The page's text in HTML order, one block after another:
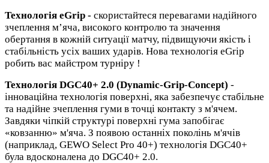
Технологія eGrip - скористайтеся перевагами надійного
зчеплення м’яча, високого контролю та значення
обертання в кожній ситуації матчу, підвищуючи якість і
стабільність усіх ваших ударів. Нова технологія eGrip
робить вас майстром турніру !
Технологія DGC40+ 2.0 (Dynamic-Grip-Concept) -
інноваційна технологія поверхні, яка забезпечує стабільне
та надійне зчеплення гуми в точці контакту з м'ячем.
Завдяки чіпкій структурі поверхні гума запобігає
«ковзанню» м'яча. З появою останніх поколінь м'ячів
(наприклад, GEWO Select Pro 40+) технологія DGC40+
була вдосконалена до DGC40+ 2.0.